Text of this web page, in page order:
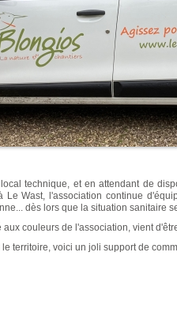
technique, et en attendant de
Le Wast, l'association continue
dès lors que la situation sanitaire
couleurs de l'association, vient
territoire, voici un joli support de